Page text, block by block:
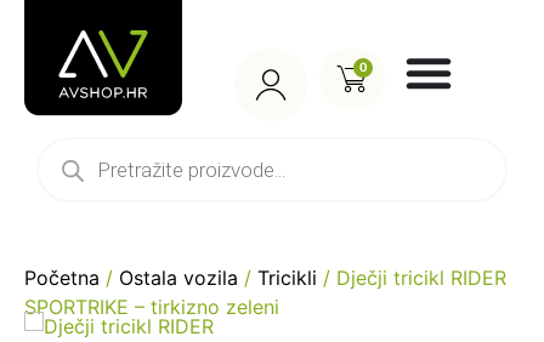
0
Početna / Ostala vozila / Tricikli / Dječji tricikl RIDER
SPORTRIKE – tirkizno zeleni